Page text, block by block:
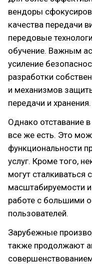
вендоры
качества передачи
передовые
обучение. Важным
усиление
разработки
и механизмов
передачи и хранения.
Однако отставание
все же есть. Это
функциональности
услуг. Кроме того,
могут сталкиваться
масштабируемости
работе с большими
пользователей.
Зарубежные
также продолжают